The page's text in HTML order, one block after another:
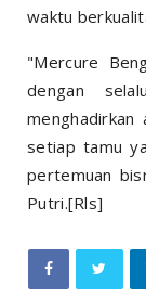
waktu
"Mercure
dengan
setiap tamu
pertemuan
Putri.[Rls]